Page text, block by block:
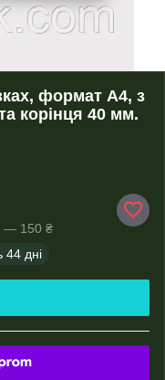
формат А4, з
корінця 40 мм.
— 150 ₴
44 дні